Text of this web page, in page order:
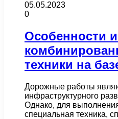
05.05.2023
0
Особенности
техники на
Дорожные работы
инфраструктурного
Однако, для
специальная техника,